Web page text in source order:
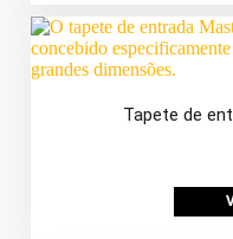
Tapete de